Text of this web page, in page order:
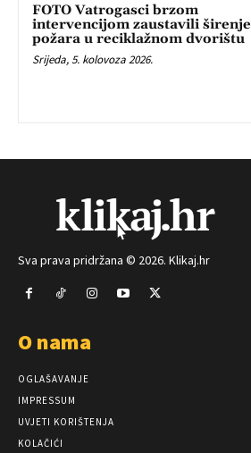
FOTO Vatrogasci brzom
intervencijom zaustavili širenje
požara u reciklažnom dvorištu
Srijeda, 5. kolovoza 2026.
Sva prava pridržana © 2026. Klikaj.hr
O nama
OGLAŠAVANJE
IMPRESSUM
UVJETI KORIŠTENJA
KOLAČIĆI